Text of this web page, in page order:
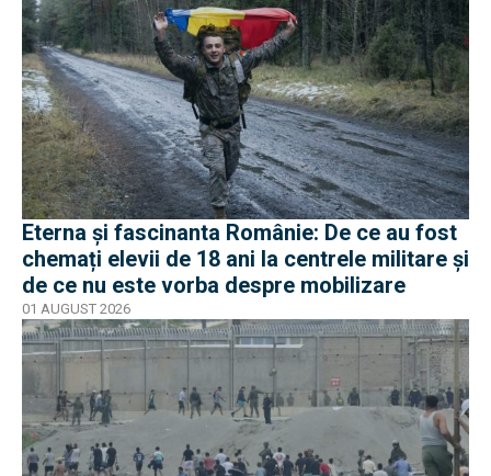
Eterna și fascinanta Românie: De ce au fost
chemați elevii de 18 ani la centrele militare și
de ce nu este vorba despre mobilizare
01 AUGUST 2026